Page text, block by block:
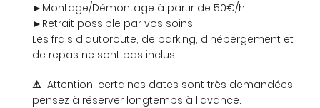
►Montage/Démontage à partir de 50€/h
►Retrait possible par vos soins
Les frais d'autoroute, de parking, d'hébergement et
de repas ne sont pas inclus.
⚠ Attention, certaines dates sont très demandées,
pensez à réserver longtemps à l'avance.